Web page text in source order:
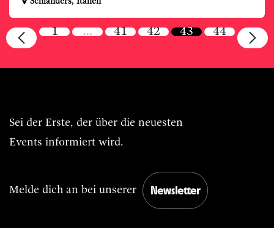
1 … 41 42 43 44
Sei der Erste, der über die neuesten
Events informiert wird.
Melde dich an bei unserer Newsletter